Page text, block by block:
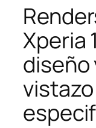
Xperia
diseño